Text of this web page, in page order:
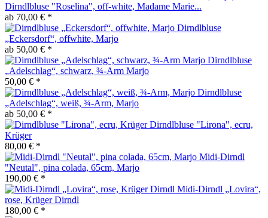
Dirndlbluse "Roselina", off-white, Madame Marie...
ab 70,00 € *
Dirndlbluse
„Eckersdorf“, offwhite, Marjo
ab 50,00 € *
Dirndlbluse
„Adelschlag“, schwarz, ¾-Arm Marjo
50,00 € *
Dirndlbluse
„Adelschlag“, weiß, ¾-Arm, Marjo
ab 50,00 € *
Dirndlbluse "Lirona", ecru,
Krüger
80,00 € *
Midi-Dirndl
"Neutal", pina colada, 65cm, Marjo
190,00 € *
Midi-Dirndl „Lovira“,
rose, Krüger Dirndl
180,00 € *